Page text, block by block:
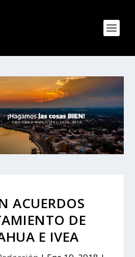
ACUERDOS
DE
E IVEA